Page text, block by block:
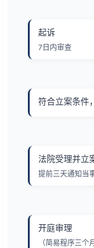
起诉
7日内审查
符合立案条件
法院受理并立
提前三天通知当
开庭审理
（简易程序三